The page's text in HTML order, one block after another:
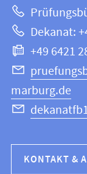
Website
und
Informatik
Dekanat:
+49 6421
marburg.de
KONTAKT &